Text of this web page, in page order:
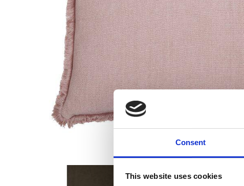
Consent
This website uses cookies